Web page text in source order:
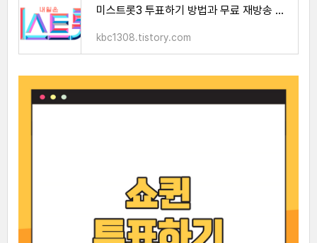
미스트롯3 투표하기 방법과 무료 재방송 다시보기
kbc1308.tistory.com